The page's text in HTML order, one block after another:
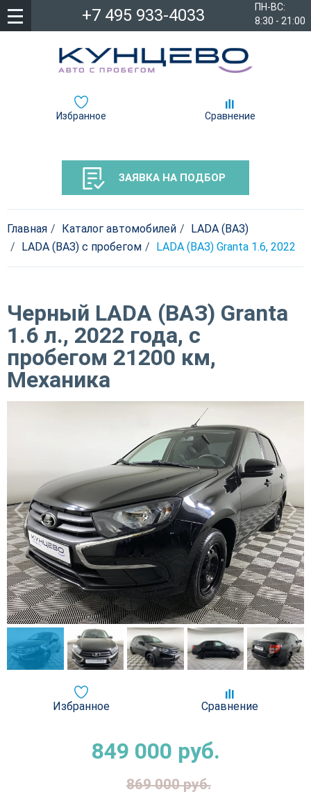
ПН-ВС:
8:30 - 21:00
+7 495 933-4033
Избранное Сравнение
ЗАЯВКА НА ПОДБОР
Главная Каталог автомобилей
LADA (ВАЗ)
LADA (ВАЗ) с пробегом
LADA (ВАЗ) Granta 1.6, 2022
Черный LADA (ВАЗ) Granta
1.6 л., 2022 года, с
пробегом 21200 км,
Механика
Избранное Сравнение
849 000 руб.
869 000руб.